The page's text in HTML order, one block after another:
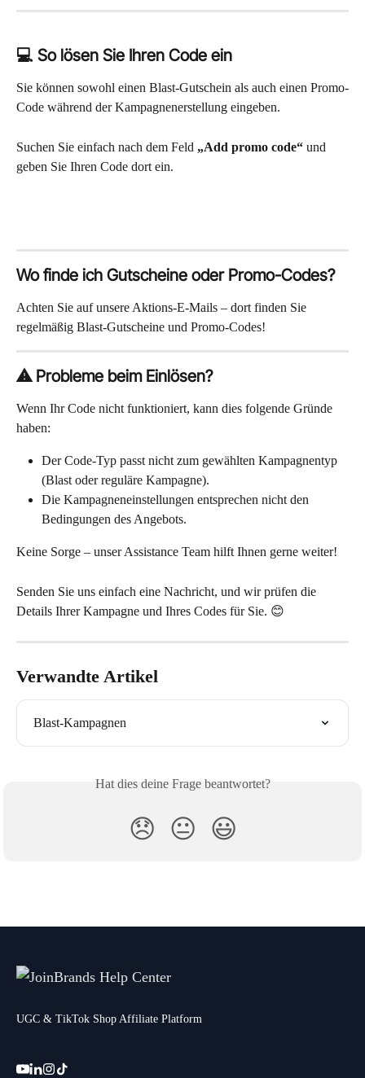
💻 So lösen Sie Ihren Code ein
Sie können sowohl einen Blast-Gutschein als auch einen Promo-
Code während der Kampagnenerstellung eingeben.
Suchen Sie einfach nach dem Feld „Add promo code“ und
geben Sie Ihren Code dort ein.
Wo finde ich Gutscheine oder Promo-Codes?
Achten Sie auf unsere Aktions-E-Mails – dort finden Sie
regelmäßig Blast-Gutscheine und Promo-Codes!
⚠️ Probleme beim Einlösen?
Wenn Ihr Code nicht funktioniert, kann dies folgende Gründe
haben:
Der Code-Typ passt nicht zum gewählten Kampagnentyp
(Blast oder reguläre Kampagne).
Die Kampagneneinstellungen entsprechen nicht den
Bedingungen des Angebots.
Keine Sorge – unser Assistance Team hilft Ihnen gerne weiter!
Senden Sie uns einfach eine Nachricht, und wir prüfen die
Details Ihrer Kampagne und Ihres Codes für Sie. 😊
Verwandte Artikel
Blast-Kampagnen
Hat dies deine Frage beantwortet?
😞 😐 😃
UGC & TikTok Shop Affiliate Platform